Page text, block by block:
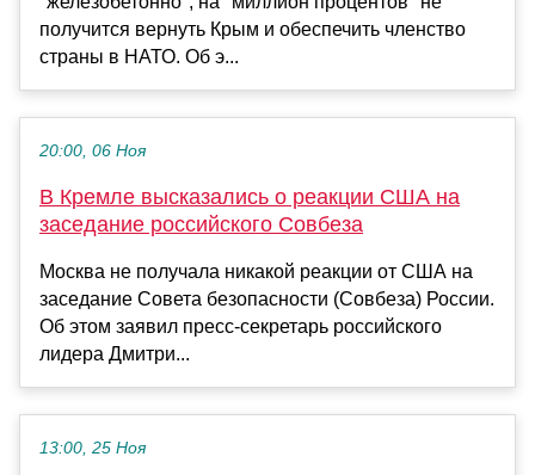
получится вернуть Крым и обеспечить членство
страны в НАТО. Об э...
20:00, 06 Ноя
В Кремле высказались о реакции США на
заседание российского Совбеза
Москва не получала никакой реакции от США на
заседание Совета безопасности (Совбеза) России.
Об этом заявил пресс-секретарь российского
лидера Дмитри...
13:00, 25 Ноя